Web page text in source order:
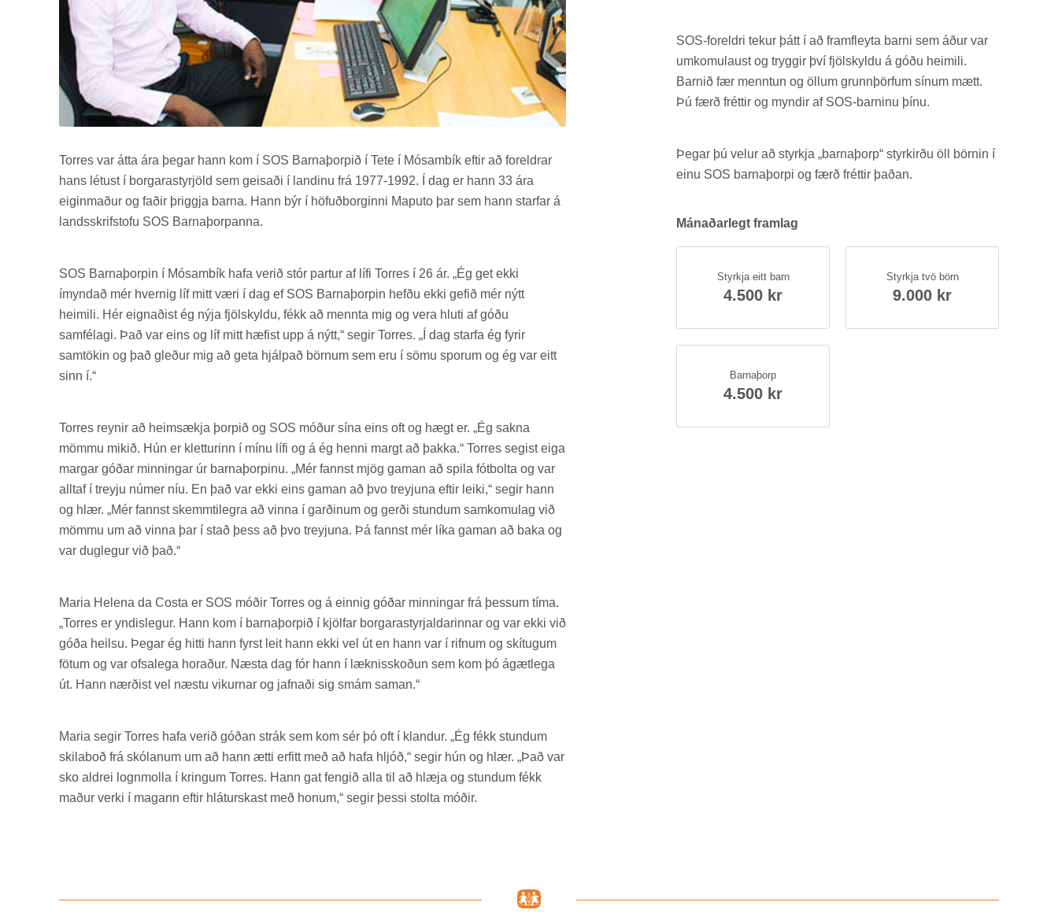
Tor­res var átta ára þeg­ar hann kom í SOS Barna­þorp­ið í Tete í Mósam­bík eft­ir að for­eldr­ar
hans lét­ust í borg­ara­styrj­öld sem geis­aði í land­inu frá 1977-1992. Í dag er hann 33 ára
eig­in­mað­ur og fað­ir þriggja barna. Hann býr í höf­uð­borg­inni Maputo þar sem hann starfar á
lands­skrif­stofu SOS Barna­þorp­anna.
SOS Barna­þorp­in í Mósam­bík hafa ver­ið stór part­ur af lífi Tor­res í 26 ár. „Ég get ekki
ímynd­að mér hvernig líf mitt væri í dag ef SOS Barna­þorp­in hefðu ekki gef­ið mér nýtt
heim­ili. Hér eign­að­ist ég nýja fjöl­skyldu, fékk að mennta mig og vera hluti af góðu
sam­fé­lagi. Það var eins og líf mitt hæf­ist upp á nýtt,“ seg­ir Tor­res. „Í dag starfa ég fyr­ir
sam­tök­in og það gleð­ur mig að geta hjálp­að börn­um sem eru í sömu spor­um og ég var eitt
sinn í.“
Tor­res reyn­ir að heim­sækja þorp­ið og SOS móð­ur sína eins oft og hægt er. „Ég sakna
mömmu mik­ið. Hún er klett­ur­inn í mínu lífi og á ég henni margt að þakka.“ Tor­res seg­ist eiga
marg­ar góð­ar minn­ing­ar úr barna­þorp­inu. „Mér fannst mjög gam­an að spila fót­bolta og var
alltaf í treyju núm­er níu. En það var ekki eins gam­an að þvo treyj­una eft­ir leiki,“ seg­ir hann
og hlær. „Mér fannst skemmti­legra að vinna í garð­in­um og gerði stund­um sam­komu­lag við
mömmu um að vinna þar í stað þess að þvo treyj­una. Þá fannst mér líka gam­an að baka og
var dug­leg­ur við það.“
Maria Helena da Costa er SOS móð­ir Tor­res og á einnig góð­ar minn­ing­ar frá þess­um tíma.
„Tor­res er ynd­is­leg­ur. Hann kom í barna­þorp­ið í kjöl­far borg­ara­styrj­ald­ar­inn­ar og var ekki við
góða heilsu. Þeg­ar ég hitti hann fyrst leit hann ekki vel út en hann var í rifn­um og skít­ug­um
föt­um og var ofsa­lega hor­að­ur. Næsta dag fór hann í lækn­is­skoð­un sem kom þó ágæt­lega
út. Hann nærð­ist vel næstu vik­urn­ar og jafn­aði sig smám sam­an.“
Maria seg­ir Tor­res hafa ver­ið góð­an strák sem kom sér þó oft í kland­ur. „Ég fékk stund­um
skila­boð frá skól­an­um um að hann ætti erfitt með að hafa hljóð,“ seg­ir hún og hlær. „Það var
sko aldrei logn­molla í kring­um Tor­res. Hann gat feng­ið alla til að hlæja og stund­um fékk
mað­ur verki í mag­ann eft­ir hlát­urskast með hon­um,“ seg­ir þessi stolta móð­ir.
SOS-for­eldri tek­ur þátt í að fram­fleyta barni sem áður var
um­komu­laust og trygg­ir því fjöl­skyldu á góðu heim­ili.
Barn­ið fær mennt­un og öll­um grunn­þörf­um sín­um mætt.
Þú færð frétt­ir og mynd­ir af SOS-barn­inu þínu.
Þeg­ar þú vel­ur að styrkja „barna­þorp“ styrk­irðu öll börn­in í
einu SOS barna­þorpi og færð frétt­ir það­an.
Mán­að­ar­legt fram­lag
Styrkja eitt barn
4.500 kr
Styrkja tvö börn
9.000 kr
Barna­þorp
4.500 kr